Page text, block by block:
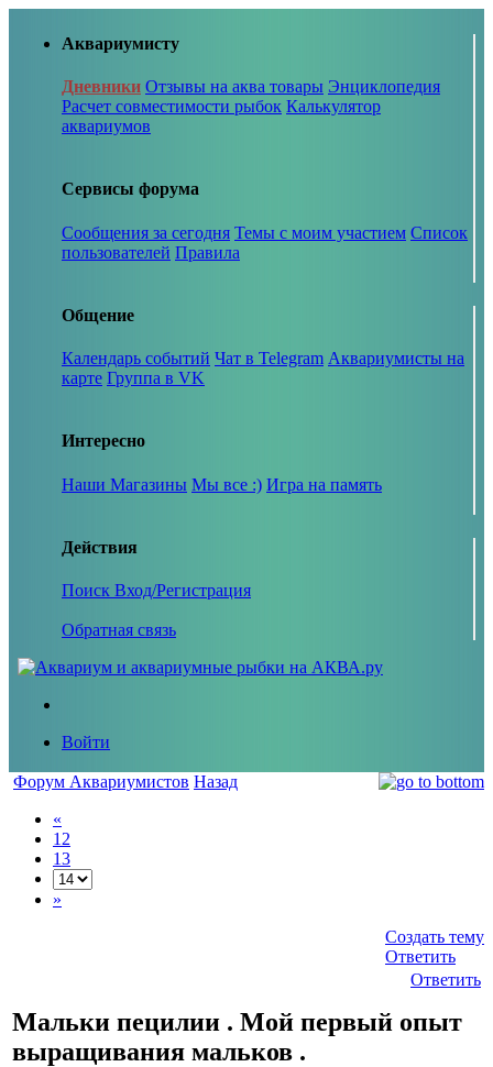
Аквариумисту
Дневники Отзывы на аква товары Энциклопедия
Расчет совместимости рыбок Калькулятор
аквариумов
Сервисы форума
Сообщения за сегодня Темы с моим участием Список
пользователей Правила
Общение
Календарь событий Чат в Telegram Аквариумисты на
карте Группа в VK
Интересно
Наши Магазины Мы все :) Игра на память
Действия
Поиск Вход/Регистрация
Обратная связь
Войти
Форум Аквариумистов Назад
«
12
13
»
Создать тему
Ответить
Ответить
Мальки пецилии . Мой первый опыт
выращивания мальков .